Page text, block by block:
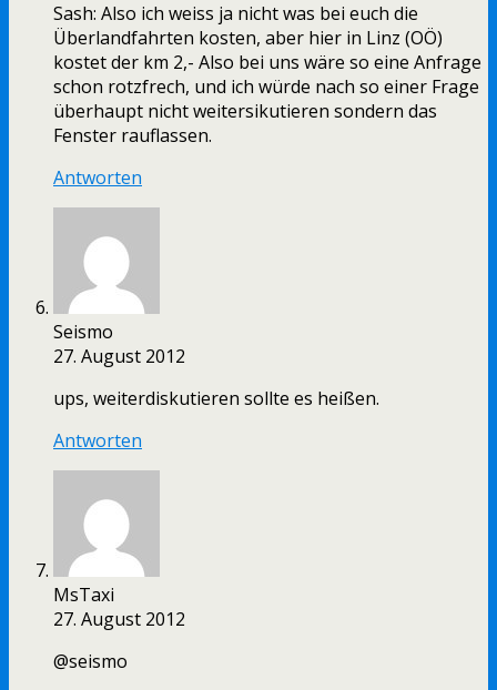
Sash: Also ich weiss ja nicht was bei euch die
Überlandfahrten kosten, aber hier in Linz (OÖ)
kostet der km 2,- Also bei uns wäre so eine Anfrage
schon rotzfrech, und ich würde nach so einer Frage
überhaupt nicht weitersikutieren sondern das
Fenster rauflassen.
Antworten
Seismo
27. August 2012
ups, weiterdiskutieren sollte es heißen.
Antworten
MsTaxi
27. August 2012
@seismo